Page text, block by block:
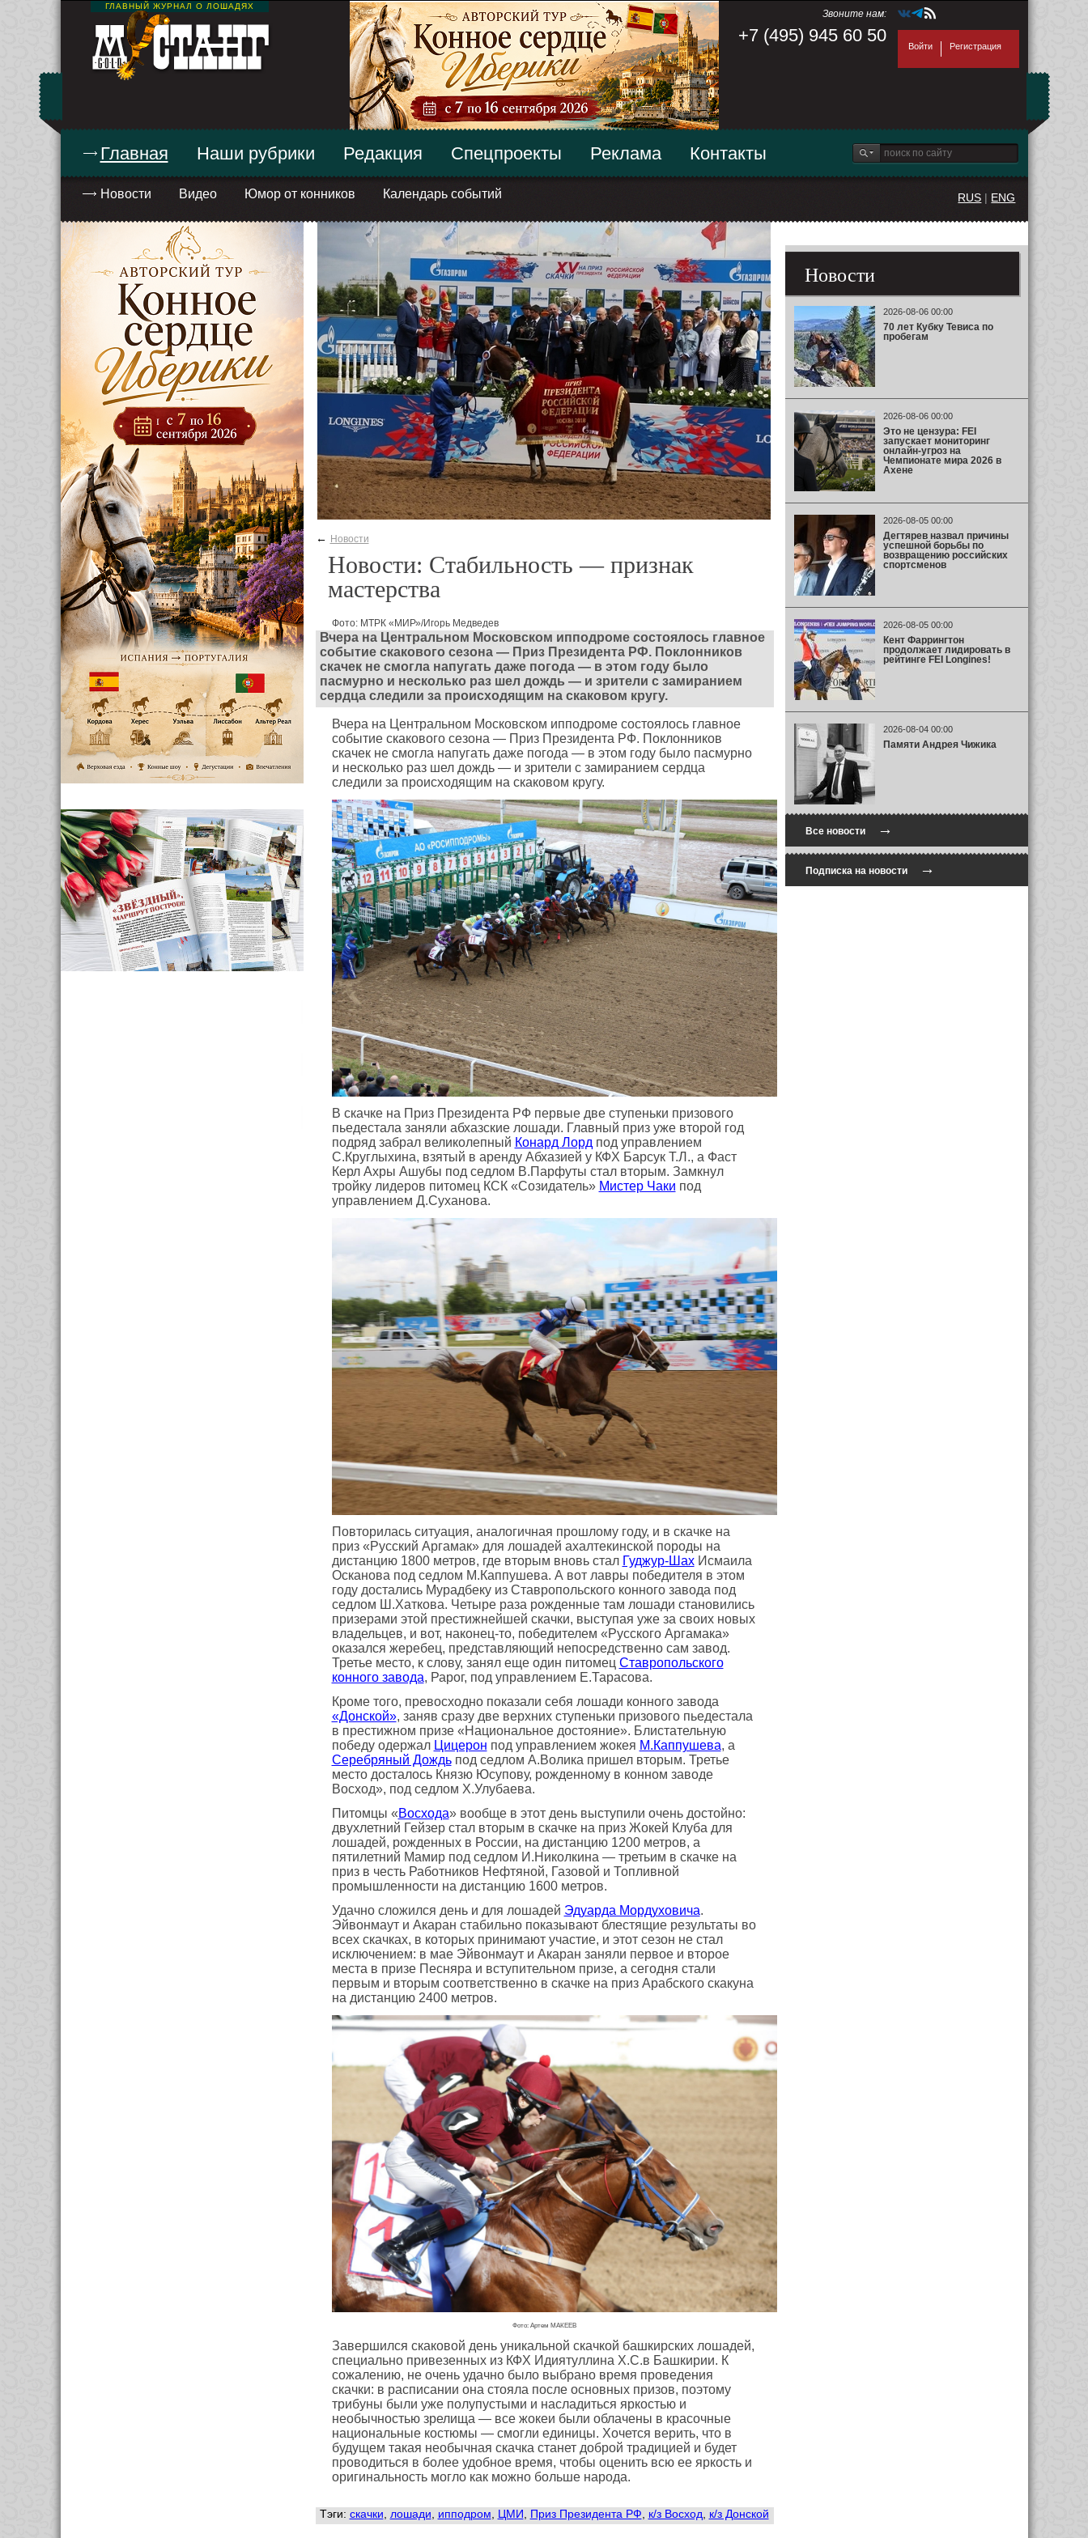
ГЛАВНЫЙ ЖУРНАЛ О ЛОШАДЯХ
Звоните нам:
+7 (495) 945 60 50
Войти Регистрация
Главная
Новости Видео Юмор от конников Календарь событий
Наши рубрики Редакция Спецпроекты Реклама Контакты
RUS | ENG
← Новости
Новости: Стабильность — признак
мастерства
Фото: МТРК «МИР»/Игорь Медведев
Вчера на Центральном Московском ипподроме состоялось главное
событие скакового сезона — Приз Президента РФ. Поклонников
скачек не смогла напугать даже погода — в этом году было
пасмурно и несколько раз шел дождь — и зрители с замиранием
сердца следили за происходящим на скаковом кругу.
Вчера на Центральном Московском ипподроме состоялось главное
событие скакового сезона — Приз Президента РФ. Поклонников
скачек не смогла напугать даже погода — в этом году было пасмурно
и несколько раз шел дождь — и зрители с замиранием сердца
следили за происходящим на скаковом кругу.
В скачке на Приз Президента РФ первые две ступеньки призового
пьедестала заняли абхазские лошади. Главный приз уже второй год
подряд забрал великолепный Конард Лорд под управлением
С.Круглыхина, взятый в аренду Абхазией у КФХ Барсук Т.Л., а Фаст
Керл Ахры Ашубы под седлом В.Парфуты стал вторым. Замкнул
тройку лидеров питомец КСК «Созидатель» Мистер Чаки под
управлением Д.Суханова.
Повторилась ситуация, аналогичная прошлому году, и в скачке на
приз «Русский Аргамак» для лошадей ахалтекинской породы на
дистанцию 1800 метров, где вторым вновь стал Гуджур-ШахИсмаила
Осканова под седлом М.Каппушева. А вот лавры победителя в этом
году достались Мурадбеку из Ставропольского конного завода под
седлом Ш.Хаткова. Четыре раза рожденные там лошади становились
призерами этой престижнейшей скачки, выступая уже за своих новых
владельцев, и вот, наконец-то, победителем «Русского Аргамака»
оказался жеребец, представляющий непосредственно сам завод.
Третье место, к слову, занял еще один питомец Ставропольского
конного завода, Рарог, под управлением Е.Тарасова.
Кроме того, превосходно показали себя лошади конного завода
«Донской», заняв сразу две верхних ступеньки призового пьедестала
в престижном призе «Национальное достояние». Блистательную
победу одержал Цицерон под управлением жокея М.Каппушева, а
Серебряный Дождьпод седлом А.Волика пришел вторым. Третье
место досталось Князю Юсупову, рожденному в конном заводе
Восход», под седлом Х.Улубаева.
Питомцы «Восхода» вообще в этот день выступили очень достойно:
двухлетний Гейзер стал вторым в скачке на приз Жокей Клуба для
лошадей, рожденных в России, на дистанцию 1200 метров, а
пятилетний Мамир под седлом И.Николкина — третьим в скачке на
приз в честь Работников Нефтяной, Газовой и Топливной
промышленности на дистанцию 1600 метров.
Удачно сложился день и для лошадей Эдуарда Мордуховича.
Эйвонмаут и Акаран стабильно показывают блестящие результаты во
всех скачках, в которых принимают участие, и этот сезон не стал
исключением: в мае Эйвонмаут и Акаран заняли первое и второе
места в призе Песняра и вступительном призе, а сегодня стали
первым и вторым соответственно в скачке на приз Арабского скакуна
на дистанцию 2400 метров.
Фото: Артем МАКЕЕВ
Завершился скаковой день уникальной скачкой башкирских лошадей,
специально привезенных из КФХ Идиятуллина Х.С.в Башкирии. К
сожалению, не очень удачно было выбрано время проведения
скачки: в расписании она стояла после основных призов, поэтому
трибуны были уже полупустыми и насладиться яркостью и
необычностью зрелища — все жокеи были облачены в красочные
национальные костюмы — смогли единицы. Хочется верить, что в
будущем такая необычная скачка станет доброй традицией и будет
проводиться в более удобное время, чтобы оценить всю ее яркость и
оригинальность могло как можно больше народа.
Тэги: скачки лошади ипподром ЦМИ Приз Президента РФ к/з Восход к/з Донской
Новости
2026-08-06 00:00
70 лет Кубку Тевиса по
пробегам
2026-08-06 00:00
Это не цензура: FEI
запускает мониторинг
онлайн-угроз на
Чемпионате мира 2026 в
Ахене
2026-08-05 00:00
Дегтярев назвал причины
успешной борьбы по
возвращению российских
спортсменов
2026-08-05 00:00
Кент Фаррингтон
продолжает лидировать в
рейтинге FEI Longines!
2026-08-04 00:00
Памяти Андрея Чижика
Все новости→
Подписка на новости→